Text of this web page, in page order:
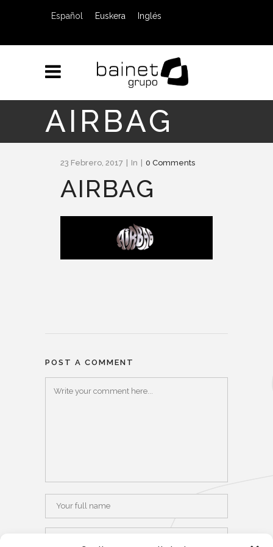
Español Euskera Inglés
AIRBAG
23 Febrero, 2017 In 0 Comments
AIRBAG
POST A COMMENT